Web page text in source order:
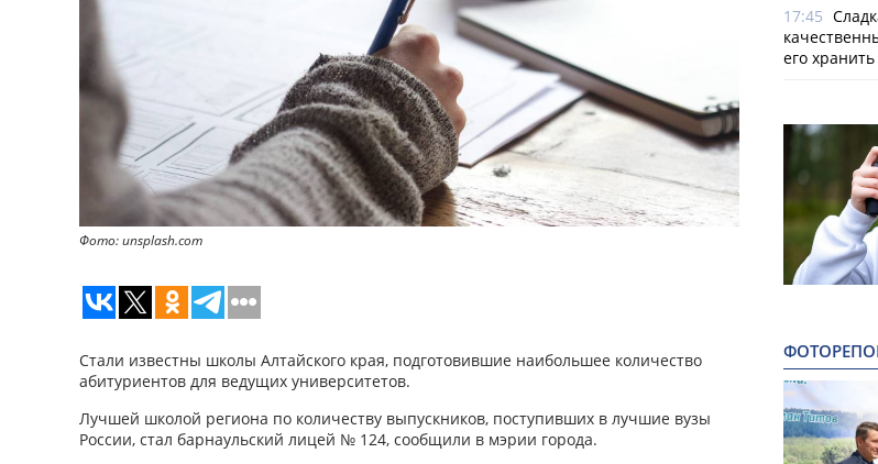
Фото: unsplash.com
Стали известны школы Алтайского края, подготовившие наибольшее количество
абитуриентов для ведущих университетов.
Лучшей школой региона по количеству выпускников, поступивших в лучшие вузы
России, стал барнаульский лицей № 124, сообщили в мэрии города.
17:45
его хранить